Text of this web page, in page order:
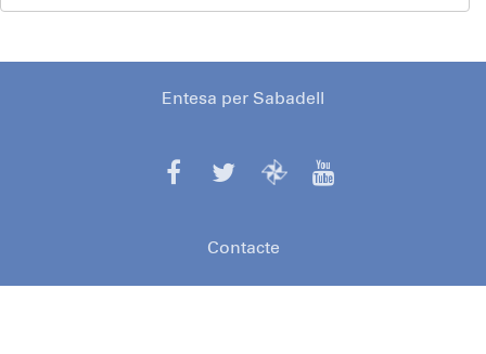
Entesa per Sabadell
Contacte